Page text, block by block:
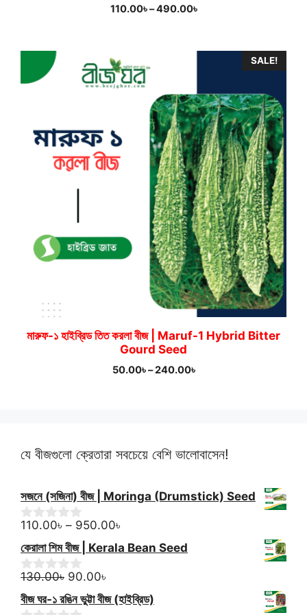
110.00৳–490.00৳Price
through
SALE!
মারুফ-১ হাইব্রিড তিত করলা বীজ | Maruf-1 Hybrid Bitter
Gourd Seed
50.00৳–240.00৳Price
যে বীজগুলো ক্রেতারা সবচেয়ে বেশি ভালোবাসেন!
সজনে (সজিনা) বীজ | Moringa (Drumstick) Seed
0
u
t
o
5
110.00৳ – 950.00৳
range:
950.00৳
কেরালা শিম বীজ | Kerala Bean Seed
0
o
u
130.00৳ Original
price
was:
90.00৳
price
বীজ ঘর-১ রঙিন ভুট্টা বীজ (হাইব্রিড)